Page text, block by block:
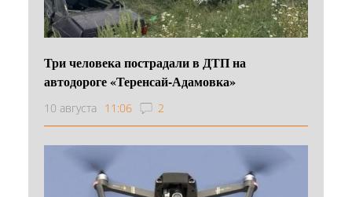
Три человека пострадали в ДТП на
автодороге «Теренсай-Адамовка»
10 августа 11:06 2